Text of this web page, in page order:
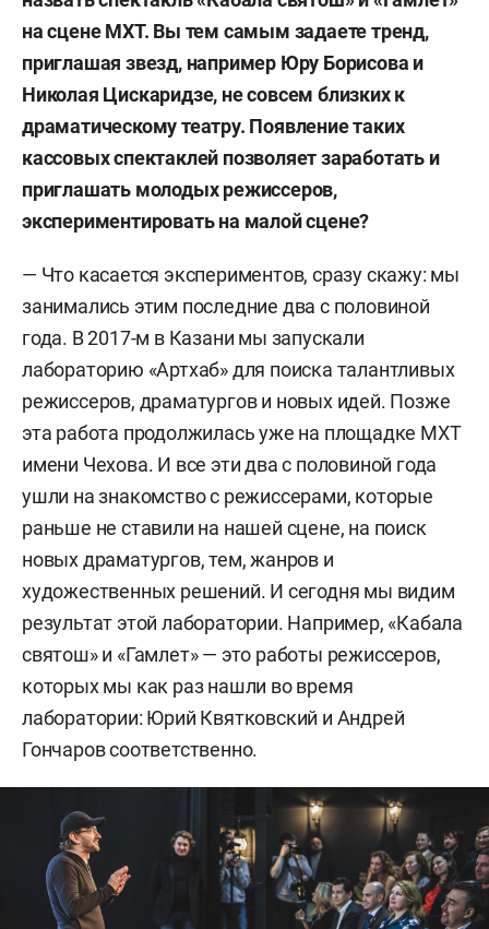
на сцене МХТ. Вы тем самым задаете тренд,
приглашая звезд, например Юру Борисова и
Николая Цискаридзе, не совсем близких к
драматическому театру. Появление таких
кассовых спектаклей позволяет заработать и
приглашать молодых режиссеров,
экспериментировать на малой сцене?
— Что касается экспериментов, сразу скажу: мы
занимались этим последние два с половиной
года. В 2017-м в Казани мы запускали
лабораторию «Артхаб» для поиска талантливых
режиссеров, драматургов и новых идей. Позже
эта работа продолжилась уже на площадке МХТ
имени Чехова. И все эти два с половиной года
ушли на знакомство с режиссерами, которые
раньше не ставили на нашей сцене, на поиск
новых драматургов, тем, жанров и
художественных решений. И сегодня мы видим
результат этой лаборатории. Например, «Кабала
святош» и «Гамлет» — это работы режиссеров,
которых мы как раз нашли во время
лаборатории: Юрий Квятковский и Андрей
Гончаров соответственно.